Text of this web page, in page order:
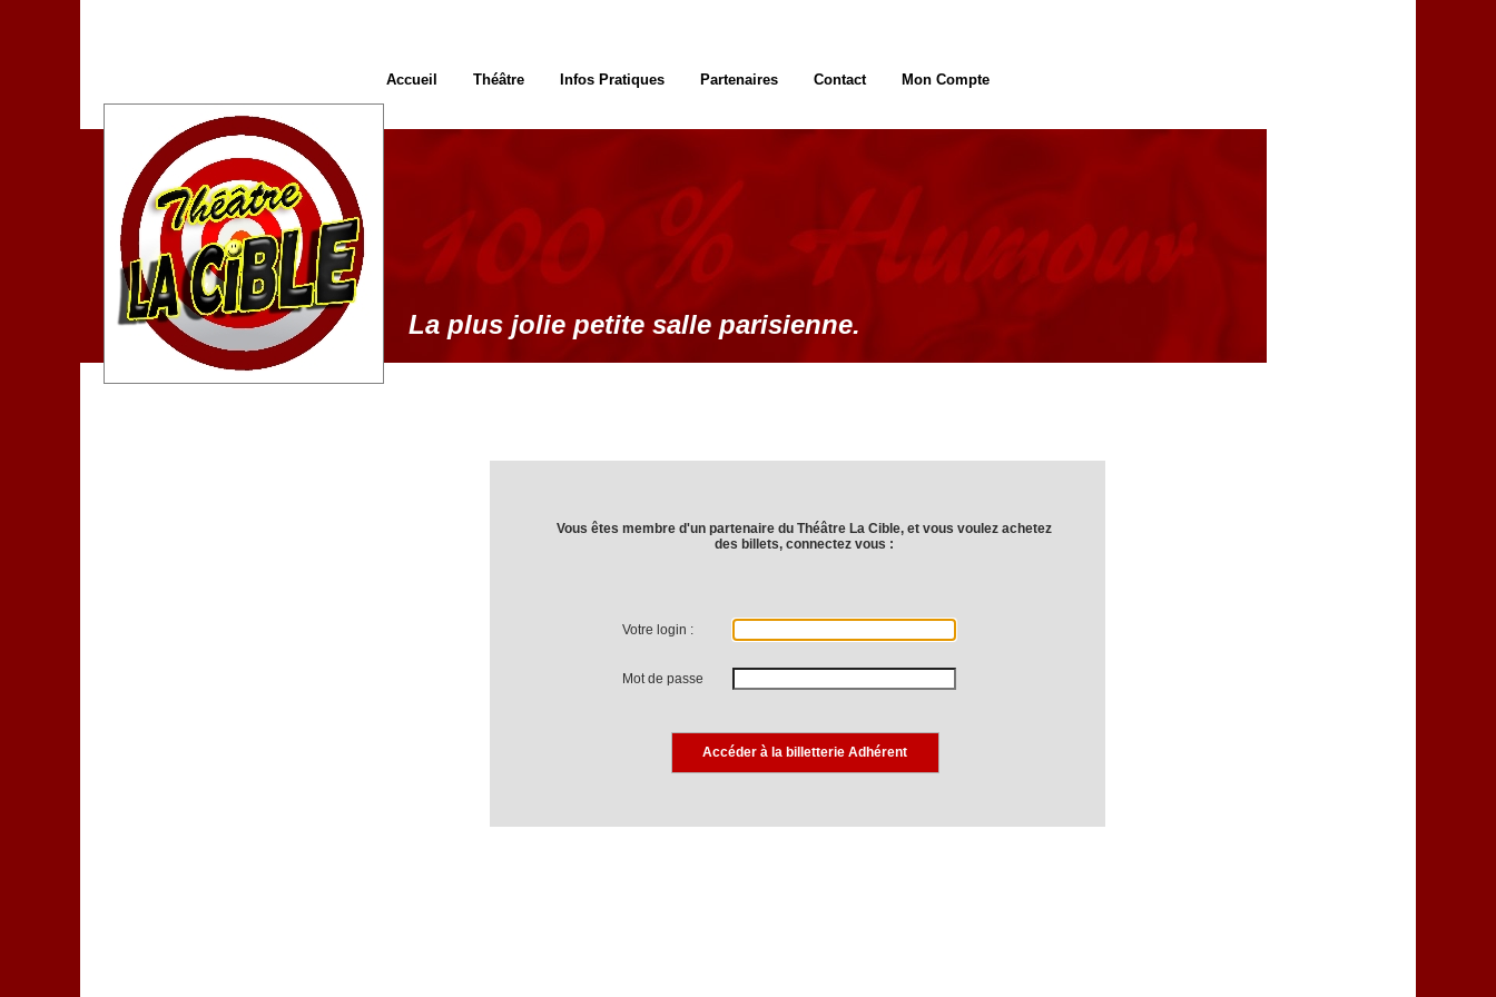
Vous êtes membre d'un partenaire du Théâtre La Cible, et vous voulez achetez
des billets, connectez vous :
Votre login :
Mot de passe
Accéder à la billetterie Adhérent
La plus jolie petite salle parisienne.
Accueil Théâtre Infos Pratiques Partenaires Contact Mon Compte